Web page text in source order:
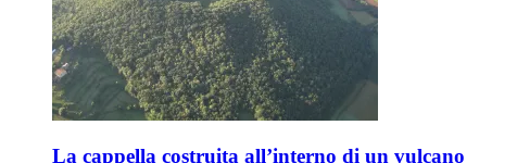
La cappella costruita all’interno di un vulcano